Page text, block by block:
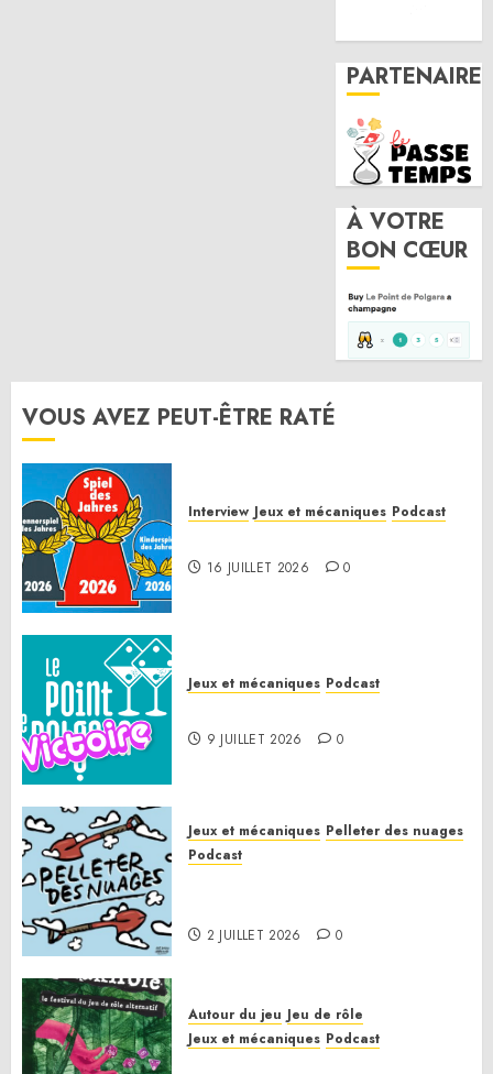
PARTENAIRE
À VOTRE
BON CŒUR
VOUS AVEZ PEUT-ÊTRE RATÉ
Interview Jeux et mécaniques Podcast
16 JUILLET 2026 0
Jeux et mécaniques Podcast
9 JUILLET 2026 0
Jeux et mécaniques Pelleter des nuages
Podcast
2 JUILLET 2026 0
Autour du jeu Jeu de rôle
Jeux et mécaniques Podcast